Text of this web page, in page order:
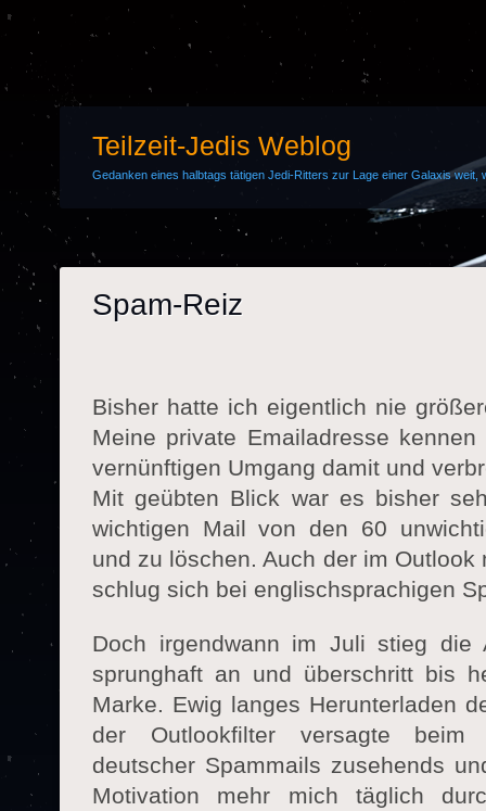
Teilzeit-Jedis Weblog
Gedanken eines halbtags tätigen Jedi-Ritters zur Lage einer Galaxis weit,
Spam-Reiz
Bisher hatte ich eigentlich nie
Meine private Emailadresse
vernünftigen Umgang damit und
Mit geübten Blick war es bisher
wichtigen Mail von den 60
und zu löschen. Auch der im Outlook
schlug sich bei englischsprachigen
Doch irgendwann im Juli stieg die
sprunghaft an und überschritt bis
Marke. Ewig langes Herunterladen
der Outlookfilter versagte beim
deutscher Spammails zusehends
Motivation mehr mich täglich